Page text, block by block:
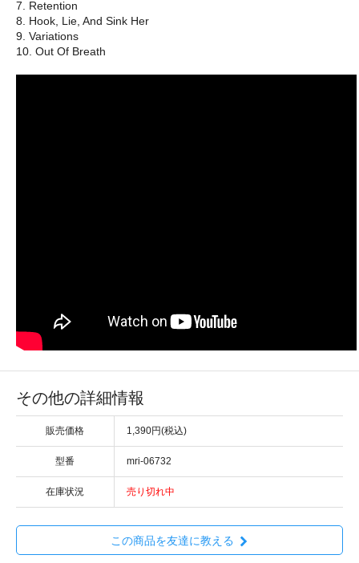
7. Retention
8. Hook, Lie, And Sink Her
9. Variations
10. Out Of Breath
その他の詳細情報
販売価格 1,390円(税込)
型番 mri-06732
在庫状況 売り切れ中
この商品を友達に教える